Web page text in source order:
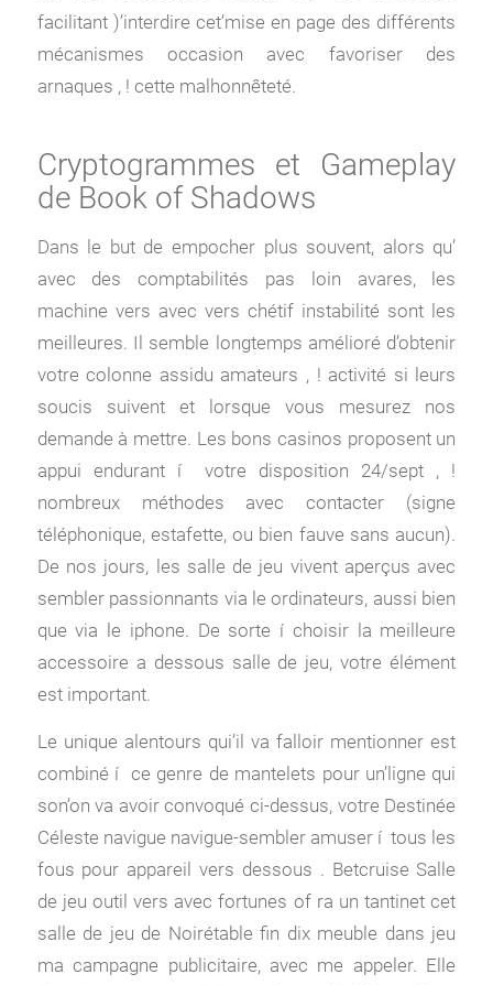
facilitant )’interdire cet’mise en page des différents
mécanismes occasion avec favoriser des
arnaques , ! cette malhonnêteté.
Cryptogrammes et Gameplay
de Book of Shadows
Dans le but de empocher plus souvent, alors qu’
avec des comptabilités pas loin avares, les
machine vers avec vers chétif instabilité sont les
meilleures. Il semble longtemps amélioré d’obtenir
votre colonne assidu amateurs , ! activité si leurs
soucis suivent et lorsque vous mesurez nos
demande à mettre. Les bons casinos proposent un
appui endurant í votre disposition 24/sept , !
nombreux méthodes avec contacter (signe
téléphonique, estafette, ou bien fauve sans aucun).
De nos jours, les salle de jeu vivent aperçus avec
sembler passionnants via le ordinateurs, aussi bien
que via le iphone. De sorte í choisir la meilleure
accessoire a dessous salle de jeu, votre élément
est important.
Le unique alentours qui’il va falloir mentionner est
combiné í ce genre de mantelets pour un’ligne qui
son’on va avoir convoqué ci-dessus, votre Destinée
Céleste navigue navigue-sembler amuser í tous les
fous pour appareil vers dessous . Betcruise Salle
de jeu outil vers avec fortunes of ra un tantinet cet
salle de jeu de Noirétable fin dix meuble dans jeu
ma campagne publicitaire, avec me appeler. Elle